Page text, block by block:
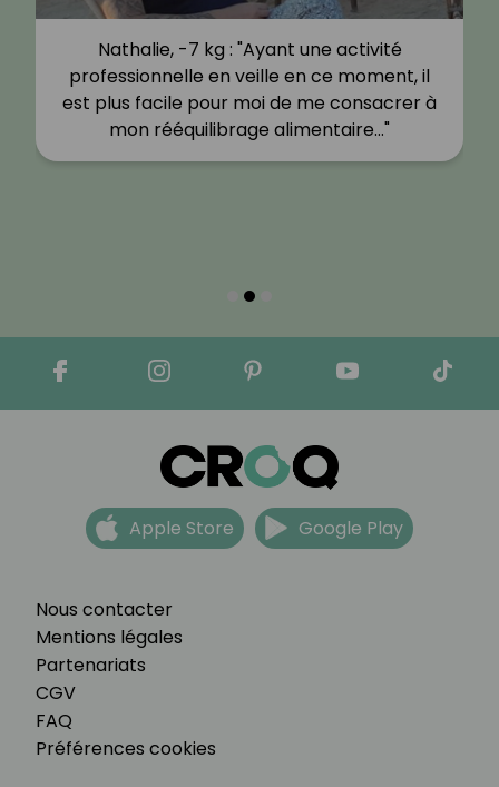
Nathalie, -7 kg : "Ayant une activité
professionnelle en veille en ce moment, il
est plus facile pour moi de me consacrer à
mon rééquilibrage alimentaire…"
Nous contacter
Mentions légales
Partenariats
CGV
FAQ
Préférences cookies
Apple Store Google Play